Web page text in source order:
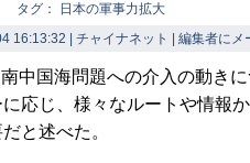
タグ： 日本の軍事力拡大
16:13:32 | チャイナネット | 編集者にメ
中国海問題への介入の動き
応じ、様々なルートや情報
と述べた。